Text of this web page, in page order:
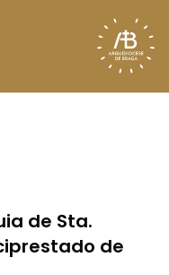
de Sta.
de